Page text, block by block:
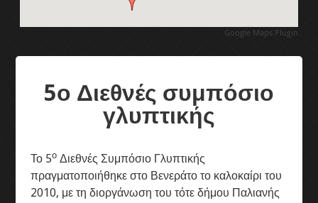
3ο Διεθνές συμπόσιο γλυπτικής
5ο Διεθνές συμπόσιο γλυπτικής
Διεθνές συμπ. γλυπτικής 2011
6ο Διεθνές συμπόσιο γλυπτικής
Google Maps Plugin
5ο Διεθνές συμπόσιο
γλυπτικής
Το 5οΔιεθνές Συμπόσιο Γλυπτικής
πραγματοποιήθηκε στο Βενεράτο το καλοκαίρι του
2010, με τη διοργάνωση του τότε δήμου Παλιανής